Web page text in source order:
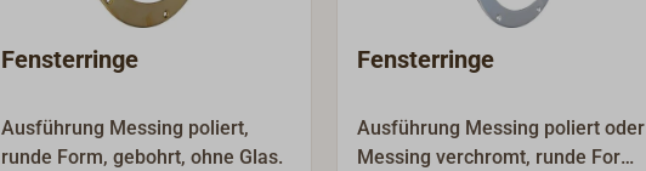
Fensterringe
Ausführung Messing poliert,
runde Form, gebohrt, ohne Glas.
Fensterringe
Ausführung Messing poliert oder
Messing verchromt, runde Form,